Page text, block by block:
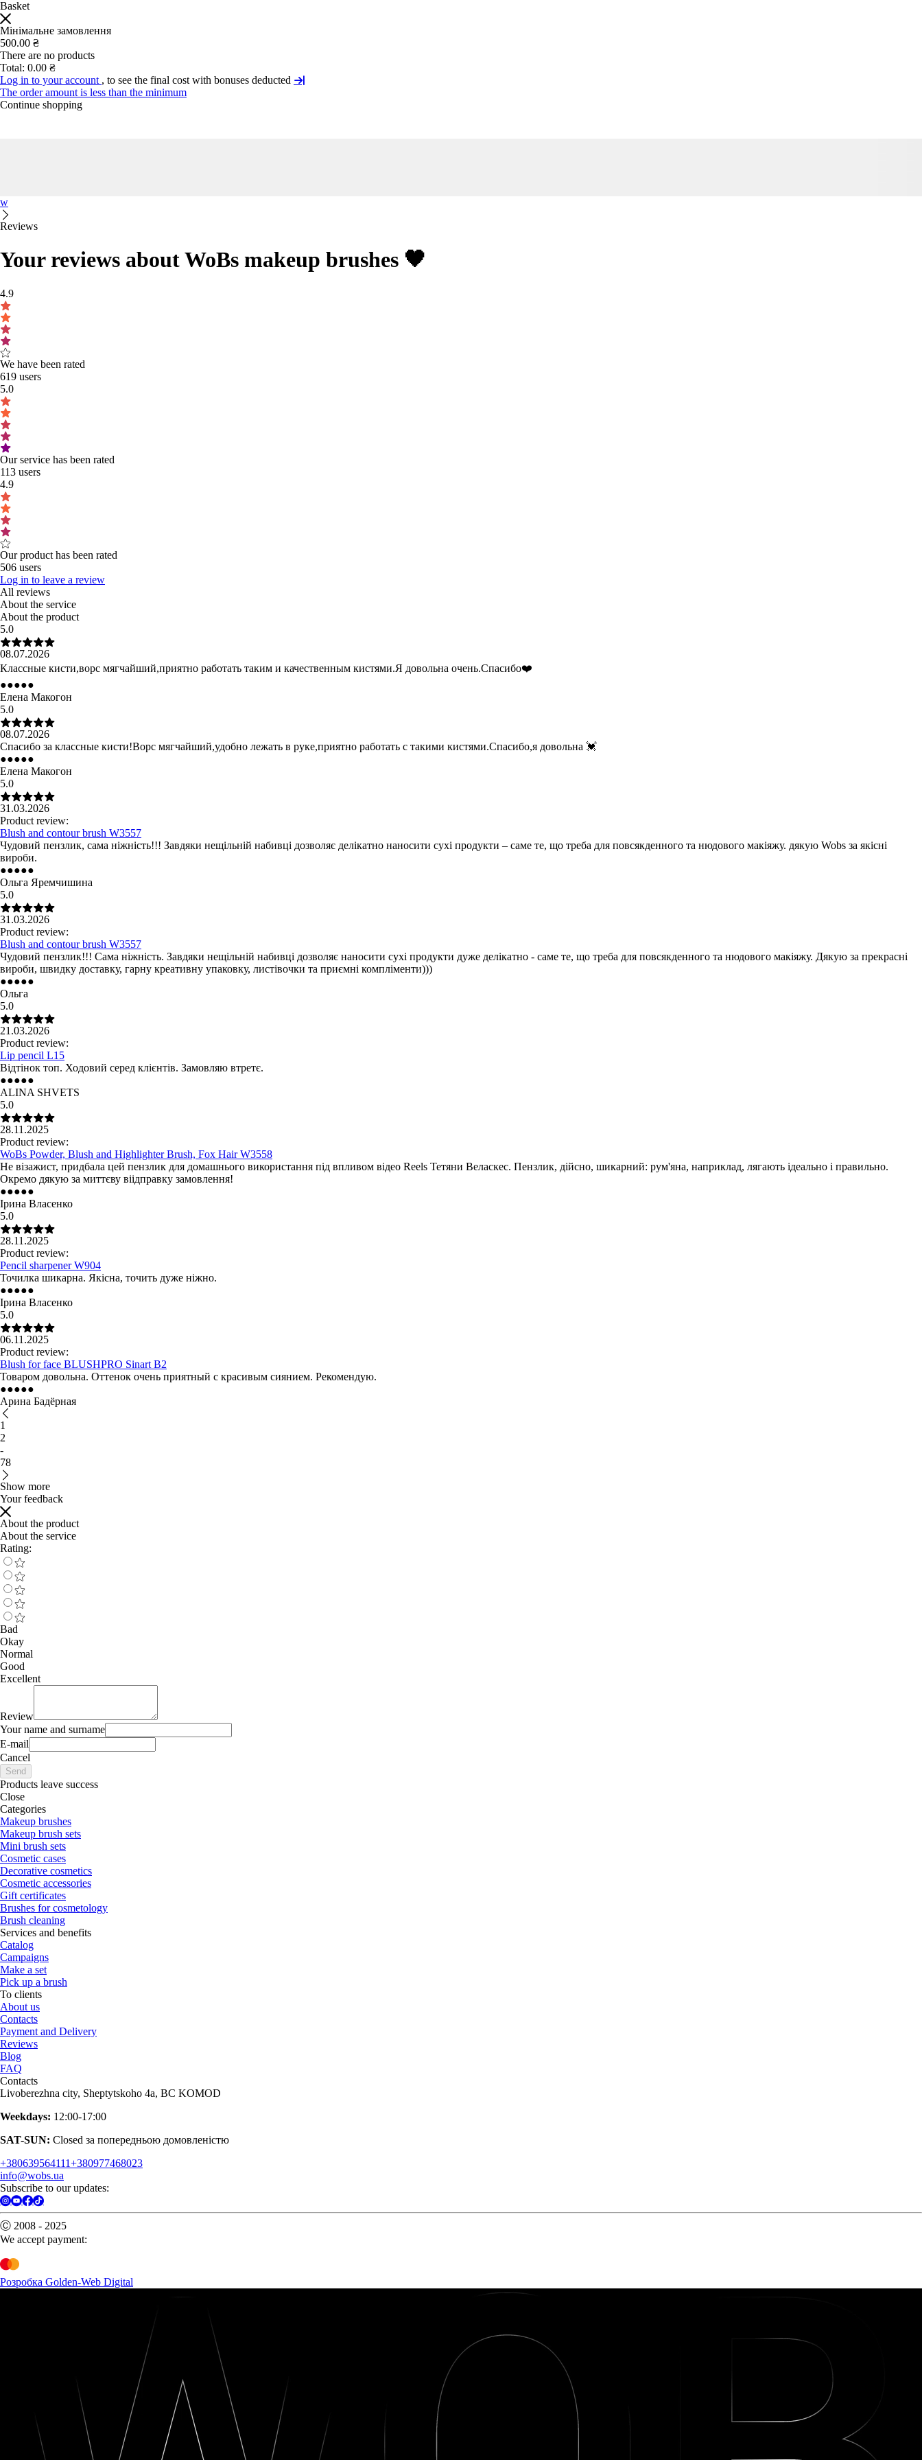
Basket
Мінімальне замовлення
500.00 ₴
There are no products
Total: 0.00 ₴
Log in to your account , to see the final cost with bonuses deducted
The order amount is less than the minimum
Continue shopping
w
Reviews
Your reviews about WoBs makeup brushes 🖤
4.9
We have been rated
619 users
5.0
Our service has been rated
113 users
4.9
Our product has been rated
506 users
Log in to leave a review
All reviews
About the service
About the product
5.0
08.07.2026
Классные кисти,ворс мягчайший,приятно работать таким и качественным кистями.Я довольна очень.Спасибо❤️
●●●●●
Елена Макогон
5.0
08.07.2026
Спасибо за классные кисти!Ворс мягчайший,удобно лежать в руке,приятно работать с такими кистями.Спасибо,я довольна 💓
●●●●●
Елена Макогон
5.0
31.03.2026
Product review:
Blush and contour brush W3557
Чудовий пензлик, сама ніжність!!! Завдяки нещільній набивці дозволяє делікатно наносити сухі продукти – саме те, що треба для повсякденного та нюдового макіяжу. дякую Wobs за якісні
вироби.
●●●●●
Ольга Яремчишина
5.0
31.03.2026
Product review:
Blush and contour brush W3557
Чудовий пензлик!!! Сама ніжність. Завдяки нещільній набивці дозволяє наносити сухі продукти дуже делікатно - саме те, що треба для повсякденного та нюдового макіяжу. Дякую за прекрасні
вироби, швидку доставку, гарну креативну упаковку, листівочки та приємні компліменти)))
●●●●●
Ольга
5.0
21.03.2026
Product review:
Lip pencil L15
Відтінок топ. Ходовий серед клієнтів. Замовляю втретє.
●●●●●
ALINA SHVETS
5.0
28.11.2025
Product review:
WoBs Powder, Blush and Highlighter Brush, Fox Hair W3558
Не візажист, придбала цей пензлик для домашнього використання під впливом відео Reels Тетяни Веласкес. Пензлик, дійсно, шикарний: рум'яна, наприклад, лягають ідеально і правильно.
Окремо дякую за миттєву віідправку замовлення!
●●●●●
Ірина Власенко
5.0
28.11.2025
Product review:
Pencil sharpener W904
Точилка шикарна. Якісна, точить дуже ніжно.
●●●●●
Ірина Власенко
5.0
06.11.2025
Product review:
Blush for face BLUSHPRO Sinart B2
Товаром довольна. Оттенок очень приятный с красивым сиянием. Рекомендую.
●●●●●
Арина Бадёрная
1
2
-
78
Show more
Your feedback
About the product
About the service
Rating:
Bad
Okay
Normal
Good
Excellent
Review
Your name and surname
E-mail
Cancel
Send
Products leave success
Close
Categories
Makeup brushes
Makeup brush sets
Mini brush sets
Cosmetic cases
Decorative cosmetics
Cosmetic accessories
Gift certificates
Brushes for cosmetology
Brush cleaning
Services and benefits
Catalog
Campaigns
Make a set
Pick up a brush
To clients
About us
Contacts
Payment and Delivery
Reviews
Blog
FAQ
Contacts
Livoberezhna city, Sheptytskoho 4a, BC KOMOD
Weekdays: 12:00-17:00
SAT-SUN: Closed за попередньою домовленістю
+380639564111+380977468023
info@wobs.ua
Subscribe to our updates:
Ⓒ 2008 - 2025
We accept payment:
Розробка Golden-Web Digital